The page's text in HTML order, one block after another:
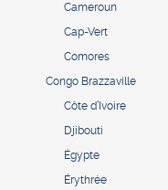
Cameroun
Cap-Vert
Comores
Congo Brazzaville
Côte d’Ivoire
Djibouti
Égypte
Érythrée